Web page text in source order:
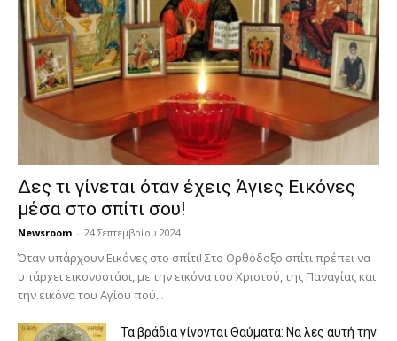
Δες τι γίνεται όταν έχεις Άγιες Εικόνες
μέσα στο σπίτι σου!
Newsroom - 24 Σεπτεμβρίου 2024
Όταν υπάρχουν Εικόνες στο σπίτι! Στο Ορθόδοξο σπίτι πρέπει να
υπάρχει εικονοστάσι, με την εικόνα του Χριστού, της Παν­αγίας και
την εικόνα του Αγίου πού...
Τα βράδια γίνονται Θαύματα: Να λες αυτή την